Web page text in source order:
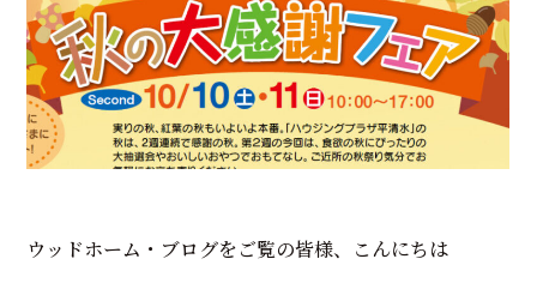
ウッドホーム・ブログをご覧の皆様、こんにちは